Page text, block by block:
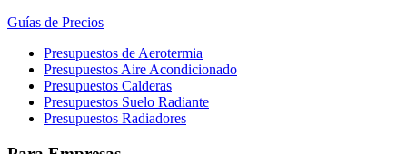
Guías de Precios
Presupuestos de Aerotermia
Presupuestos Aire Acondicionado
Presupuestos Calderas
Presupuestos Suelo Radiante
Presupuestos Radiadores